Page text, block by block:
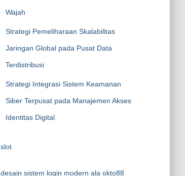
Wajah
Strategi Pemeliharaan Skalabilitas
Jaringan Global pada Pusat Data
Terdistribusi
Strategi Integrasi Sistem Keamanan
Siber Terpusat pada Manajemen Akses
Identitas Digital
slot
desain sistem login modern ala okto88